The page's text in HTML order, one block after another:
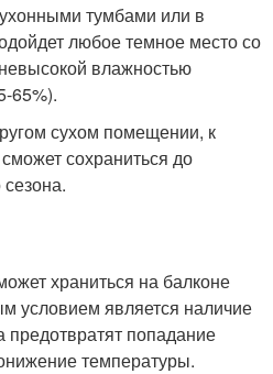
тумбами или в
любое темное место со
влажностью
65%).
сухом помещении, к
сохраниться до
храниться на балконе
условием является наличие
предотвратят попадание
температуры.